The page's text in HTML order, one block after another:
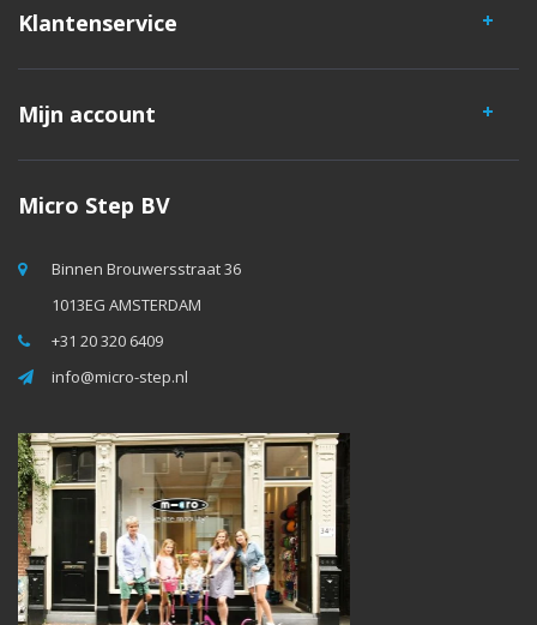
Klantenservice
Mijn account
Micro Step BV
Binnen Brouwersstraat 36
1013EG AMSTERDAM
+31 20 320 6409
info@micro-step.nl